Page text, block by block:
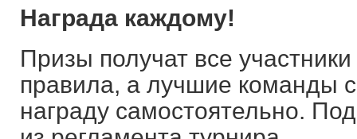
Награда каждому!
Призы получат все
правила, а лучшие команды
награду самостоятельно.